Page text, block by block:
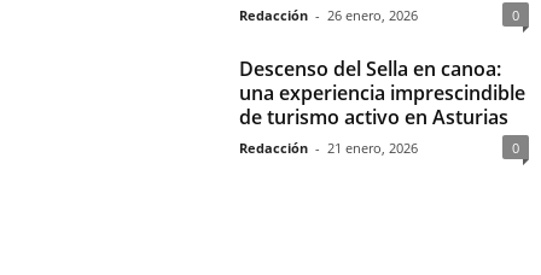
Redacción - 26 enero, 2026 0
Descenso del Sella en canoa:
una experiencia imprescindible
de turismo activo en Asturias
Redacción - 21 enero, 2026 0